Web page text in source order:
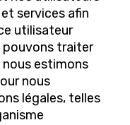
services afin
utilisateur
pouvons traiter
estimons
nous
légales, telles